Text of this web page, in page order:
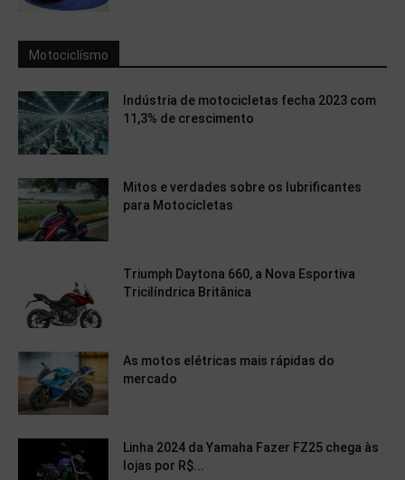
Motociclísmo
Indústria de motocicletas fecha 2023 com
11,3% de crescimento
Mitos e verdades sobre os lubrificantes
para Motocicletas
Triumph Daytona 660, a Nova Esportiva
Tricilíndrica Britânica
As motos elétricas mais rápidas do
mercado
Linha 2024 da Yamaha Fazer FZ25 chega às
lojas por R$...